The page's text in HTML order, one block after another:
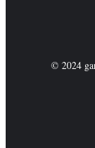
© 2024